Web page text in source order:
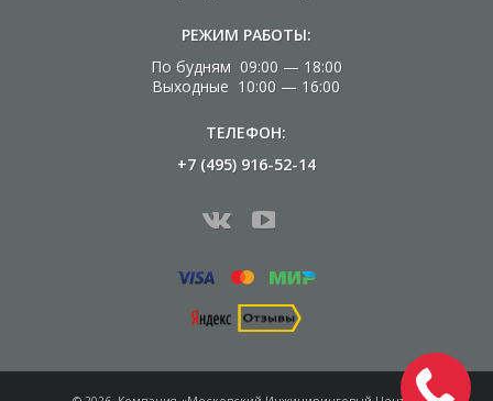
РЕЖИМ РАБОТЫ:
По будням 09:00 — 18:00
Выходные 10:00 — 16:00
ТЕЛЕФОН:
+7 (495) 916-52-14